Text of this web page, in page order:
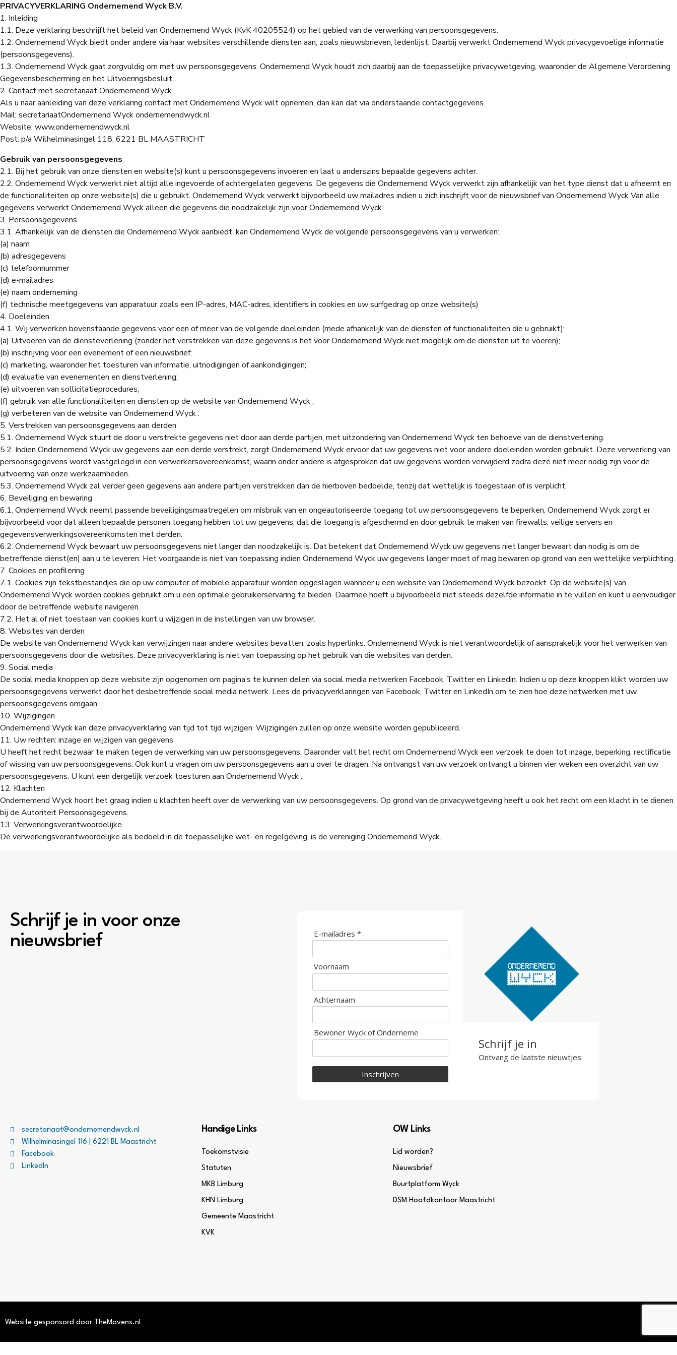
PRIVACYVERKLARING Ondernemend Wyck B.V.
1. Inleiding
1.1. Deze verklaring beschrijft het beleid van Ondernemend Wyck (KvK 40205524) op het gebied van de verwerking van persoonsgegevens.
1.2. Ondernemend Wyck biedt onder andere via haar websites verschillende diensten aan, zoals nieuwsbrieven, ledenlijst. Daarbij verwerkt Ondernemend Wyck privacygevoelige informatie
(persoonsgegevens).
1.3. Ondernemend Wyck gaat zorgvuldig om met uw persoonsgegevens. Ondernemend Wyck houdt zich daarbij aan de toepasselijke privacywetgeving, waaronder de Algemene Verordening
Gegevensbescherming en het Uitvoeringsbesluit.
2. Contact met secretariaat Ondernemend Wyck
Als u naar aanleiding van deze verklaring contact met Ondernemend Wyck wilt opnemen, dan kan dat via onderstaande contactgegevens.
Mail: secretariaatOndernemend Wyck ondernemendwyck.nl
Website: www.ondernemendwyck.nl
Post: p/a Wilhelminasingel 118, 6221 BL MAASTRICHT
Gebruik van persoonsgegevens
2.1. Bij het gebruik van onze diensten en website(s) kunt u persoonsgegevens invoeren en laat u anderszins bepaalde gegevens achter.
2.2. Ondernemend Wyck verwerkt niet altijd alle ingevoerde of achtergelaten gegevens. De gegevens die Ondernemend Wyck verwerkt zijn afhankelijk van het type dienst dat u afneemt en
de functionaliteiten op onze website(s) die u gebruikt. Ondernemend Wyck verwerkt bijvoorbeeld uw mailadres indien u zich inschrijft voor de nieuwsbrief van Ondernemend Wyck Van alle
gegevens verwerkt Ondernemend Wyck alleen die gegevens die noodzakelijk zijn voor Ondernemend Wyck.
3. Persoonsgegevens
3.1. Afhankelijk van de diensten die Ondernemend Wyck aanbiedt, kan Ondernemend Wyck de volgende persoonsgegevens van u verwerken:
(a) naam
(b) adresgegevens
(c) telefoonnummer
(d) e-mailadres
(e) naam onderneming
(f) technische meetgegevens van apparatuur zoals een IP-adres, MAC-adres, identifiers in cookies en uw surfgedrag op onze website(s)
4. Doeleinden
4.1. Wij verwerken bovenstaande gegevens voor een of meer van de volgende doeleinden (mede afhankelijk van de diensten of functionaliteiten die u gebruikt):
(a) Uitvoeren van de diensteverlening (zonder het verstrekken van deze gegevens is het voor Ondernemend Wyck niet mogelijk om de diensten uit te voeren);
(b) inschrijving voor een evenement of een nieuwsbrief;
(c) marketing, waaronder het toesturen van informatie, uitnodigingen of aankondigingen;
(d) evaluatie van evenementen en dienstverlening;
(e) uitvoeren van sollicitatieprocedures;
(f) gebruik van alle functionaliteiten en diensten op de website van Ondernemend Wyck ;
(g) verbeteren van de website van Ondernemend Wyck .
5. Verstrekken van persoonsgegevens aan derden
5.1. Ondernemend Wyck stuurt de door u verstrekte gegevens niet door aan derde partijen, met uitzondering van Ondernemend Wyck ten behoeve van de dienstverlening.
5.2. Indien Ondernemend Wyck uw gegevens aan een derde verstrekt, zorgt Ondernemend Wyck ervoor dat uw gegevens niet voor andere doeleinden worden gebruikt. Deze verwerking van
persoonsgegevens wordt vastgelegd in een verwerkersovereenkomst, waarin onder andere is afgesproken dat uw gegevens worden verwijderd zodra deze niet meer nodig zijn voor de
uitvoering van onze werkzaamheden.
5.3. Ondernemend Wyck zal verder geen gegevens aan andere partijen verstrekken dan de hierboven bedoelde, tenzij dat wettelijk is toegestaan of is verplicht.
6. Beveiliging en bewaring
6.1. Ondernemend Wyck neemt passende beveiligingsmaatregelen om misbruik van en ongeautoriseerde toegang tot uw persoonsgegevens te beperken. Ondernemend Wyck zorgt er
bijvoorbeeld voor dat alleen bepaalde personen toegang hebben tot uw gegevens, dat die toegang is afgeschermd en door gebruik te maken van firewalls, veilige servers en
gegevensverwerkingsovereenkomsten met derden.
6.2. Ondernemend Wyck bewaart uw persoonsgegevens niet langer dan noodzakelijk is. Dat betekent dat Ondernemend Wyck uw gegevens niet langer bewaart dan nodig is om de
betreffende dienst(en) aan u te leveren. Het voorgaande is niet van toepassing indien Ondernemend Wyck uw gegevens langer moet of mag bewaren op grond van een wettelijke verplichting.
7. Cookies en profilering
7.1. Cookies zijn tekstbestandjes die op uw computer of mobiele apparatuur worden opgeslagen wanneer u een website van Ondernemend Wyck bezoekt. Op de website(s) van
Ondernemend Wyck worden cookies gebruikt om u een optimale gebruikerservaring te bieden. Daarmee hoeft u bijvoorbeeld niet steeds dezelfde informatie in te vullen en kunt u eenvoudiger
door de betreffende website navigeren.
7.2. Het al of niet toestaan van cookies kunt u wijzigen in de instellingen van uw browser.
8. Websites van derden
De website van Ondernemend Wyck kan verwijzingen naar andere websites bevatten, zoals hyperlinks. Ondernemend Wyck is niet verantwoordelijk of aansprakelijk voor het verwerken van
persoonsgegevens door die websites. Deze privacyverklaring is niet van toepassing op het gebruik van die websites van derden.
9. Social media
De social media knoppen op deze website zijn opgenomen om pagina’s te kunnen delen via social media netwerken Facebook, Twitter en Linkedin. Indien u op deze knoppen klikt worden uw
persoonsgegevens verwerkt door het desbetreffende social media netwerk. Lees de privacyverklaringen van Facebook, Twitter en LinkedIn om te zien hoe deze netwerken met uw
persoonsgegevens omgaan.
10. Wijzigingen
Ondernemend Wyck kan deze privacyverklaring van tijd tot tijd wijzigen. Wijzigingen zullen op onze website worden gepubliceerd.
11. Uw rechten: inzage en wijzigen van gegevens
U heeft het recht bezwaar te maken tegen de verwerking van uw persoonsgegevens. Daaronder valt het recht om Ondernemend Wyck een verzoek te doen tot inzage, beperking, rectificatie
of wissing van uw persoonsgegevens. Ook kunt u vragen om uw persoonsgegevens aan u over te dragen. Na ontvangst van uw verzoek ontvangt u binnen vier weken een overzicht van uw
persoonsgegevens. U kunt een dergelijk verzoek toesturen aan Ondernemend Wyck .
12. Klachten
Ondernemend Wyck hoort het graag indien u klachten heeft over de verwerking van uw persoonsgegevens. Op grond van de privacywetgeving heeft u ook het recht om een klacht in te dienen
bij de Autoriteit Persoonsgegevens.
13. Verwerkingsverantwoordelijke
De verwerkingsverantwoordelijke als bedoeld in de toepasselijke wet- en regelgeving, is de vereniging Ondernemend Wyck.
Schrijf je in voor onze
nieuwsbrief
E-mailadres *
Voornaam
Achternaam
Bewoner Wyck of Onderneme
Inschrijven
Schrijf je in
Ontvang de laatste nieuwtjes.
secretariaat@ondernemendwyck.nl
Wilhelminasingel 116 | 6221 BL Maastricht
Facebook
LinkedIn
Handige Links
Toekomstvisie
Statuten
MKB Limburg
KHN Limburg
Gemeente Maastricht
KVK
OW Links
Lid worden?
Nieuwsbrief
Buurtplatform Wyck
DSM Hoofdkantoor Maastricht
Website gesponsord door TheMavens.nl